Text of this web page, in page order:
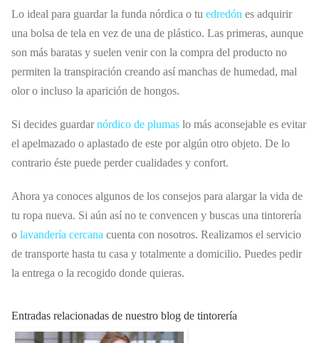
Lo ideal para guardar la funda nórdica o tu edredón es adquirir
una bolsa de tela en vez de una de plástico. Las primeras, aunque
son más baratas y suelen venir con la compra del producto no
permiten la transpiración creando así manchas de humedad, mal
olor o incluso la aparición de hongos.
Si decides guardarnórdico de plumas lo más aconsejable es evitar
el apelmazado o aplastado de este por algún otro objeto. De lo
contrario éste puede perder cualidades y confort.
Ahora ya conoces algunos de los consejos para alargar la vida de
tu ropa nueva. Si aún así no te convencen y buscas una tintorería
o lavandería cercana cuenta con nosotros. Realizamos el servicio
de transporte hasta tu casa y totalmente a domicilio. Puedes pedir
la entrega o la recogido donde quieras.
Entradas relacionadas de nuestro blog de tintorería